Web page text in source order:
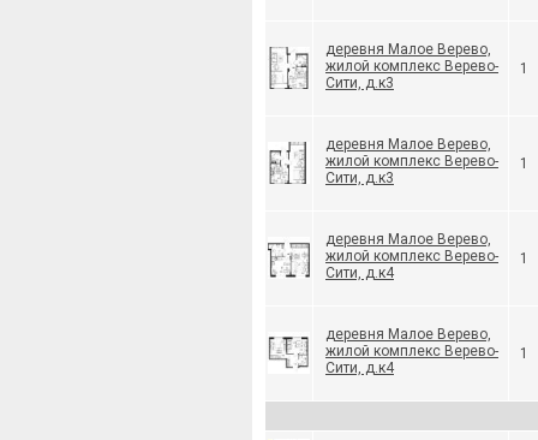
деревня Малое Верево,
жилой комплекс Верево-
Сити, д.к3
1
деревня Малое Верево,
жилой комплекс Верево-
Сити, д.к3
1
деревня Малое Верево,
жилой комплекс Верево-
Сити, д.к4
1
деревня Малое Верево,
жилой комплекс Верево-
Сити, д.к4
1